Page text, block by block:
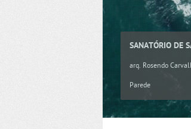
SANATÓRIO DE
arq. Rosendo
Parede